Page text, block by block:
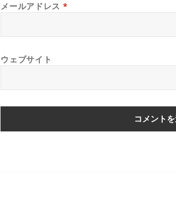
メールアドレス *
ウェブサイト